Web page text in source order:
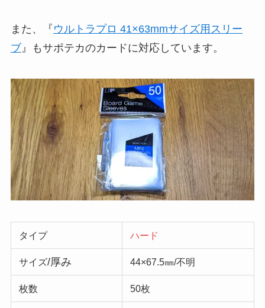
また、『 ウルトラプロ 41×63mmサイズ用スリー
ブ』もサポテカのカードに対応しています。
タイプ ハード
サイズ/厚み 44×67.5㎜/不明
枚数 50枚